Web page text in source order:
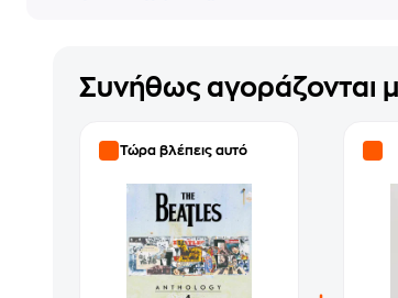
Συνήθως αγοράζονται
Τώρα βλέπεις αυτό